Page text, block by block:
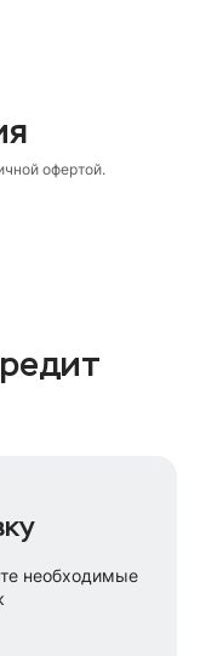
офертой.
необходимые